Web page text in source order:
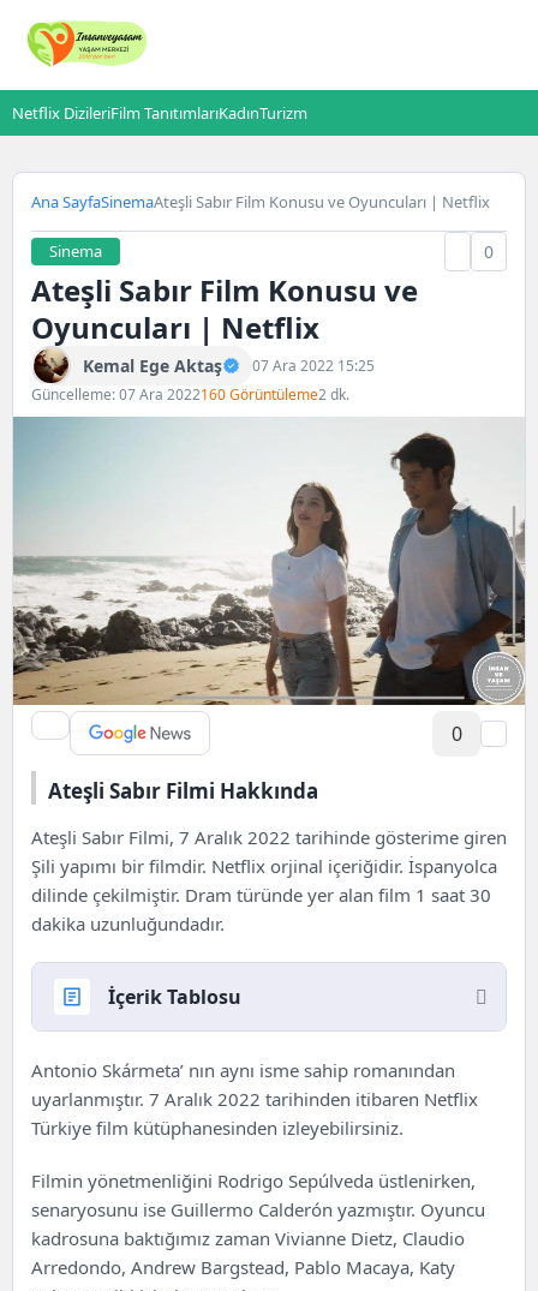
Netflix DizileriFilm TanıtımlarıKadınTurizm
Ana SayfaSinemaAteşli Sabır Film Konusu ve Oyuncuları | Netflix
Sinema 0
Ateşli Sabır Film Konusu ve
Oyuncuları | Netflix
Kemal Ege Aktaş
07 Ara 2022 15:25
Güncelleme: 07 Ara 2022160 Görüntüleme2 dk.
0
Ateşli Sabır Filmi Hakkında
Ateşli Sabır Filmi, 7 Aralık 2022 tarihinde gösterime giren
Şili yapımı bir filmdir. Netflix orjinal içeriğidir. İspanyolca
dilinde çekilmiştir. Dram türünde yer alan film 1 saat 30
dakika uzunluğundadır.
İçerik Tablosu
Ateşli Sabır Filmi Hakkında
Ateşli Sabır Filmi Konusu
Ateşli Sabır Oyuncuları
Antonio Skármeta’ nın aynı isme sahip romanından
uyarlanmıştır. 7 Aralık 2022 tarihinden itibaren Netflix
Türkiye film kütüphanesinden izleyebilirsiniz.
Filmin yönetmenliğini Rodrigo Sepúlveda üstlenirken,
senaryosunu ise Guillermo Calderón yazmıştır. Oyuncu
kadrosuna baktığımız zaman Vivianne Dietz, Claudio
Arredondo, Andrew Bargstead, Pablo Macaya, Katy